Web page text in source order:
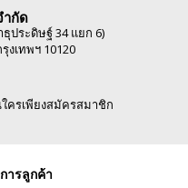
ำกัด
ประดิษฐ์ 34 แยก 6)
งเทพฯ 10120
ครเพียงสมัครสมาชิก
ารลูกค้า